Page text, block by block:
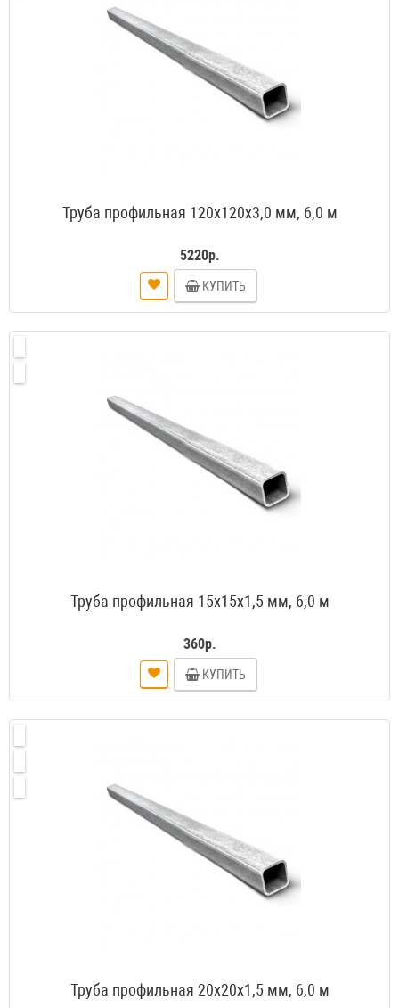
Труба профильная 120х120х3,0 мм, 6,0 м
5220р.
КУПИТЬ
Труба профильная 15х15х1,5 мм, 6,0 м
360р.
КУПИТЬ
Труба профильная 20х20х1,5 мм, 6,0 м